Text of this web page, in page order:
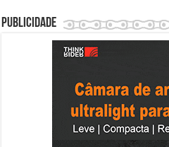
Publicidade